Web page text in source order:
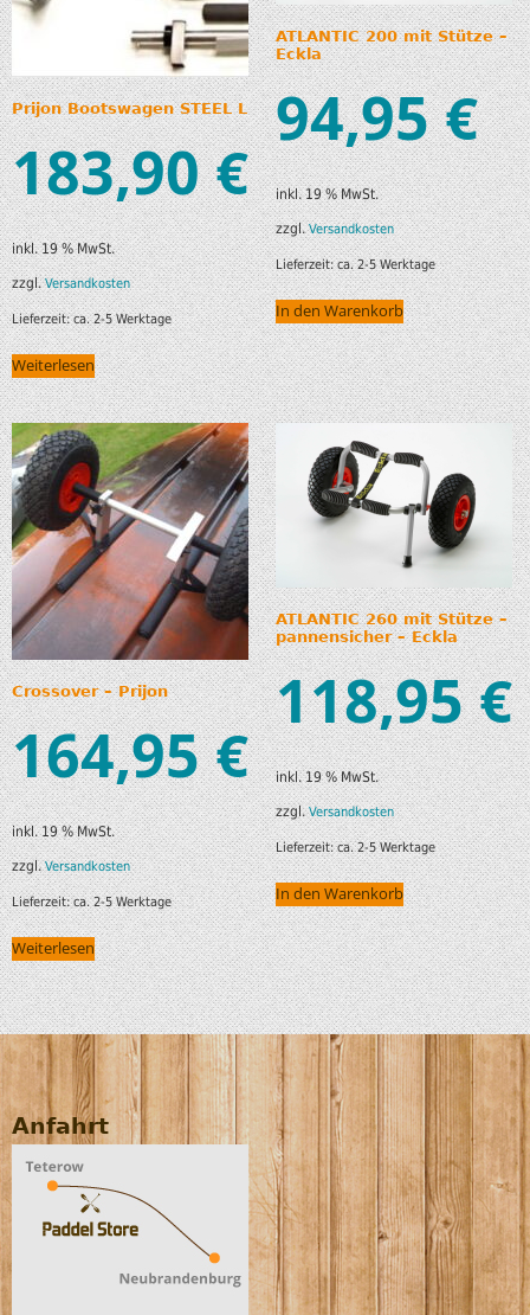
Prijon Bootswagen STEEL L
183,90€
inkl. 19 % MwSt.
zzgl.Versandkosten
Lieferzeit:ca. 2-5 Werktage
Weiterlesen
ATLANTIC 200 mit Stütze –
Eckla
94,95€
inkl. 19 % MwSt.
zzgl.Versandkosten
Lieferzeit:ca. 2-5 Werktage
In den Warenkorb
Crossover – Prijon
164,95€
inkl. 19 % MwSt.
zzgl.Versandkosten
Lieferzeit:ca. 2-5 Werktage
Weiterlesen
ATLANTIC 260 mit Stütze –
pannensicher – Eckla
118,95€
inkl. 19 % MwSt.
zzgl.Versandkosten
Lieferzeit:ca. 2-5 Werktage
In den Warenkorb
Anfahrt